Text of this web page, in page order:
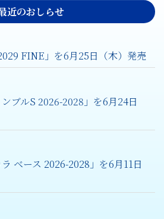
近のおしらせ
FINE」を6月25日（木）発売
ブルS 2026-2028」を6月24日
ベース 2026-2028」を6月11日